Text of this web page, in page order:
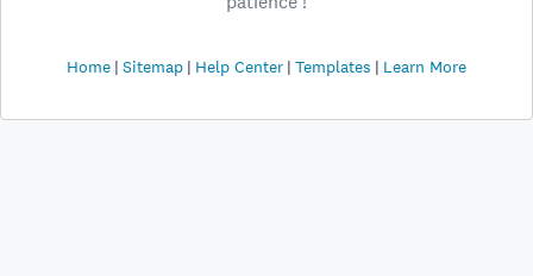
Home Sitemap Help Center Templates Learn More